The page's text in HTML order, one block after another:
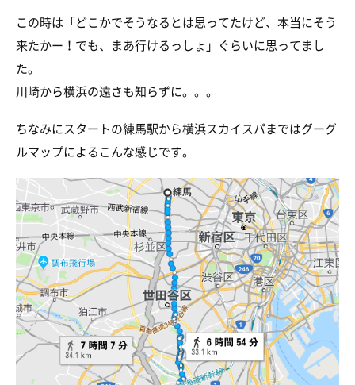
この時は「どこかでそうなるとは思ってたけど、本当にそう
来たかー！でも、まあ行けるっしょ」ぐらいに思ってまし
た。
川崎から横浜の遠さも知らずに。。。
ちなみにスタートの練馬駅から横浜スカイスパまではグーグ
ルマップによるこんな感じです。